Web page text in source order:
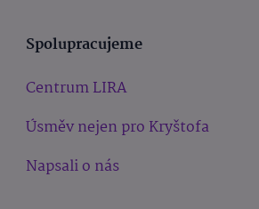
Spolupracujeme
Centrum LIRA
Úsměv nejen pro Kryštofa
Napsali o nás